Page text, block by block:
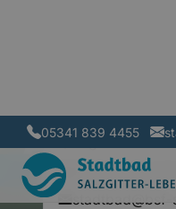
Zum Hauptinhalt springen
Zur Hauptnavigation
05341 839 4455
Lage
05341 839 4455
stadtbad@bsf-